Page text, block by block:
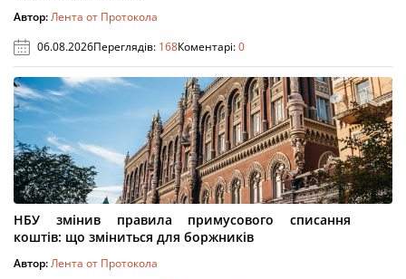
Автор:Лента от Протокола
06.08.2026Переглядів: 168Коментарі:0
НБУ змінив правила примусового списання
коштів: що зміниться для боржників
Автор:Лента от Протокола